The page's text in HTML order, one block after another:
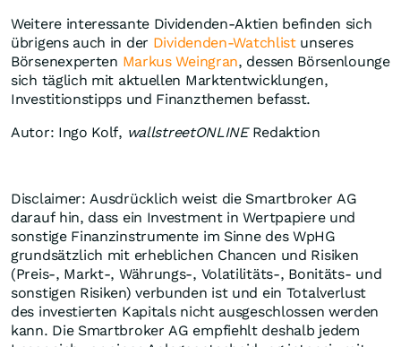
Weitere interessante Dividenden-Aktien befinden sich
übrigens auch in der Dividenden-Watchlistunseres
Börsenexperten Markus Weingran, dessen Börsenlounge
sich täglich mit aktuellen Marktentwicklungen,
Investitionstipps und Finanzthemen befasst.
Autor: Ingo Kolf, wallstreetONLINERedaktion
Disclaimer: Ausdrücklich weist die Smartbroker AG
darauf hin, dass ein Investment in Wertpapiere und
sonstige Finanzinstrumente im Sinne des WpHG
grundsätzlich mit erheblichen Chancen und Risiken
(Preis-, Markt-, Währungs-, Volatilitäts-, Bonitäts- und
sonstigen Risiken) verbunden ist und ein Totalverlust
des investierten Kapitals nicht ausgeschlossen werden
kann. Die Smartbroker AG empfiehlt deshalb jedem